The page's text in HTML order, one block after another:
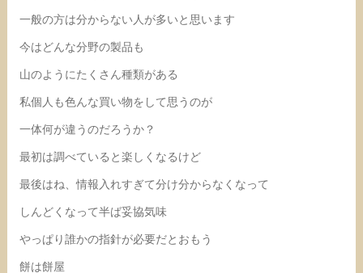
一般の方は分からない人が多いと思います
今はどんな分野の製品も
山のようにたくさん種類がある
私個人も色んな買い物をして思うのが
一体何が違うのだろうか？
最初は調べていると楽しくなるけど
最後はね、情報入れすぎて分け分からなくなって
しんどくなって半ば妥協気味
やっぱり誰かの指針が必要だとおもう
餅は餅屋